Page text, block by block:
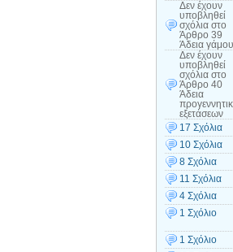
Δεν έχουν
υποβληθεί
σχόλια στο
Άρθρο 39
Άδεια γάμου
Δεν έχουν
υποβληθεί
σχόλια στο
Άρθρο 40
Άδεια
εξετάσεων
17 Σχόλια
10 Σχόλια
8 Σχόλια
11 Σχόλια
4 Σχόλια
1 Σχόλιο
1 Σχόλιο